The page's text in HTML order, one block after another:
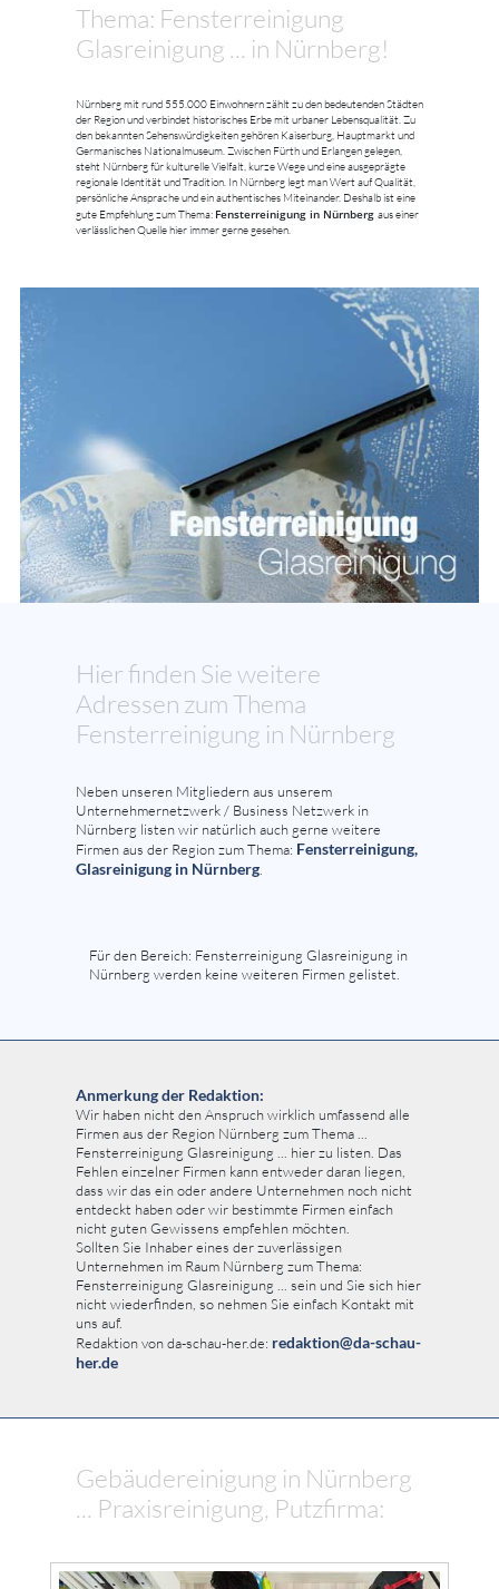
Thema: Fensterreinigung
Glasreinigung ... in Nürnberg!
Nürnberg mit rund 555.000 Einwohnern zählt zu den bedeutenden Städten
der Region und verbindet historisches Erbe mit urbaner Lebensqualität. Zu
den bekannten Sehenswürdigkeiten gehören Kaiserburg, Hauptmarkt und
Germanisches Nationalmuseum. Zwischen Fürth und Erlangen gelegen,
steht Nürnberg für kulturelle Vielfalt, kurze Wege und eine ausgeprägte
regionale Identität und Tradition. In Nürnberg legt man Wert auf Qualität,
persönliche Ansprache und ein authentisches Miteinander. Deshalb ist eine
gute Empfehlung zum Thema: Fensterreinigung in Nürnberg aus einer
verlässlichen Quelle hier immer gerne gesehen.
Hier finden Sie weitere
Adressen zum Thema
Fensterreinigung in Nürnberg
Neben unseren Mitgliedern aus unserem
Unternehmernetzwerk / Business Netzwerk in
Nürnberg listen wir natürlich auch gerne weitere
Firmen aus der Region zum Thema: Fensterreinigung,
Glasreinigung in Nürnberg.
Für den Bereich: Fensterreinigung Glasreinigung in
Nürnberg werden keine weiteren Firmen gelistet.
Anmerkung der Redaktion:
Wir haben nicht den Anspruch wirklich umfassend alle
Firmen aus der Region Nürnberg zum Thema ...
Fensterreinigung Glasreinigung ... hier zu listen. Das
Fehlen einzelner Firmen kann entweder daran liegen,
dass wir das ein oder andere Unternehmen noch nicht
entdeckt haben oder wir bestimmte Firmen einfach
nicht guten Gewissens empfehlen möchten.
Sollten Sie Inhaber eines der zuverlässigen
Unternehmen im Raum Nürnberg zum Thema:
Fensterreinigung Glasreinigung ... sein und Sie sich hier
nicht wiederfinden, so nehmen Sie einfach Kontakt mit
uns auf.
Redaktion von da-schau-her.de: redaktion@da-schau-
her.de
Gebäudereinigung in Nürnberg
... Praxisreinigung, Putzfirma: